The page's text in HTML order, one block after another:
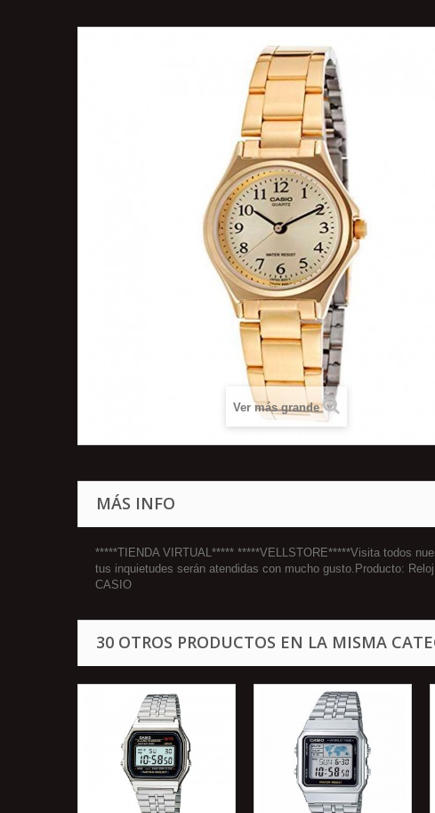
Ver más grande
MÁS INFO
*****TIENDA VIRTUAL***** *****VELLSTORE*****Visita todos
tus inquietudes serán atendidas con mucho gusto.Producto:
CASIO
30 OTROS PRODUCTOS EN LA MISMA